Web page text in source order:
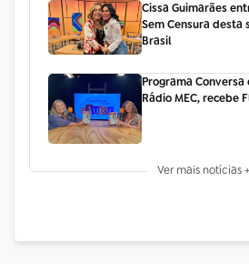
Cissa Guimarães
Sem Censura desta
Brasil
Programa Conversa
Rádio MEC, recebe
Ver mais notícias +